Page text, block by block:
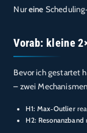
Nureine
Vorab: kleine
Bevor ich gestartet
– zwei
H1: Max‑Outlier
H2: Resonanzband